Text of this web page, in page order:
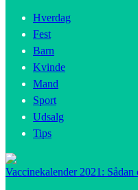
Hverdag
Fest
Barn
Kvinde
Mand
Sport
Udsalg
Tips
Vaccinekalender 2021: